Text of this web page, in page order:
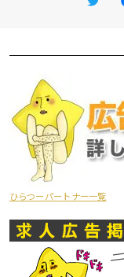
ひらつーパートナー一覧